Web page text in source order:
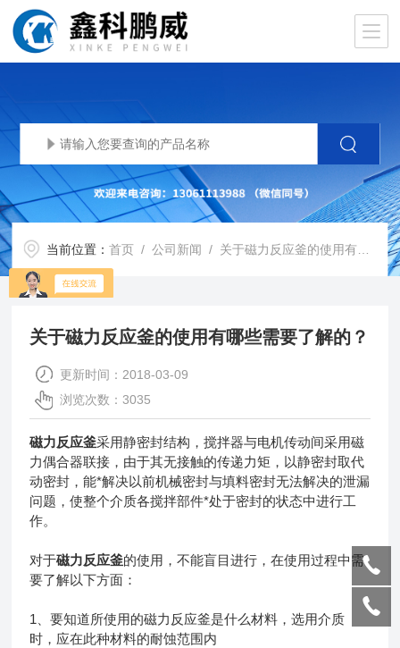
当前位置：首页 /公司新闻 / 关于磁力反应釜的使用有哪些需要了解的？
关于磁力反应釜的使用有哪些需要了解的？
更新时间：2018-03-09
浏览次数：3035
磁力反应釜采用静密封结构，搅拌器与电机传动间采用磁
力偶合器联接，由于其无接触的传递力矩，以静密封取代
动密封，能*解决以前机械密封与填料密封无法解决的泄漏
问题，使整个介质各搅拌部件*处于密封的状态中进行工
作。
对于磁力反应釜的使用，不能盲目进行，在使用过程中需
要了解以下方面：
1、要知道所使用的磁力反应釜是什么材料，选用介质
时，应在此种材料的耐蚀范围内